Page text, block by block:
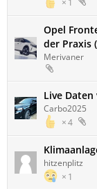
Opel
der Praxis
Merivaner
Live Daten
4
Carbo2025
1
hitzenplitz